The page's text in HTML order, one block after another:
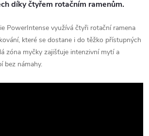
díky čtyřem rotačním ramenům.
PowerIntense využívá čtyři rotační ramena
které se dostane i do těžko přístupných
zóna myčky zajišťuje intenzivní mytí a
bez námahy.